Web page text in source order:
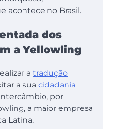
acontece no Brasil.
dos
a Yellowling
a tradução
a sua cidadania
por
a maior empresa
Latina.